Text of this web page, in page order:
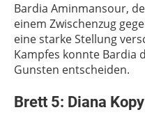
Bardia Aminmansour,
einem Zwischenzug
eine starke Stellung
Kampfes konnte Bardia
Gunsten entscheiden.
Brett 5: Diana